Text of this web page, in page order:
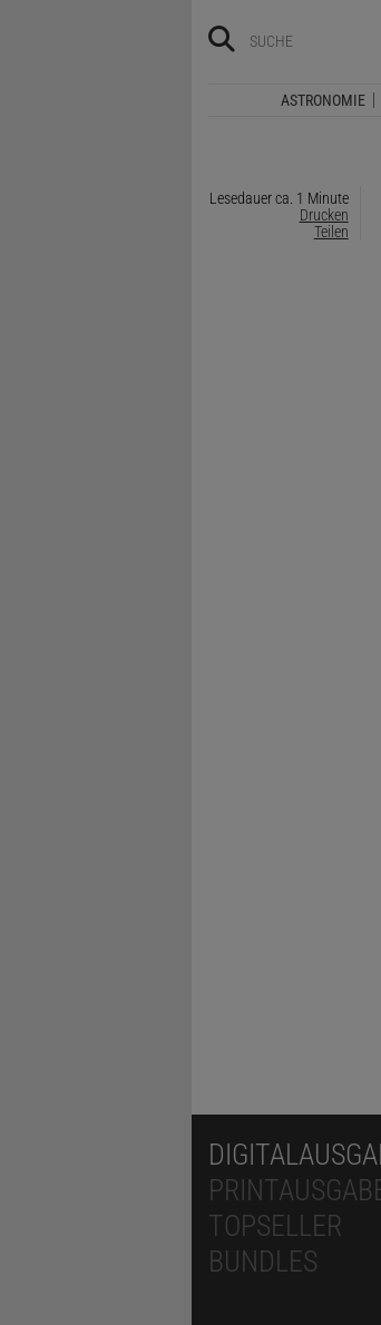
ASTRONOMIE
Lesedauer ca. 1 Minute
Drucken
Teilen
TOPSELLER
BUNDLES